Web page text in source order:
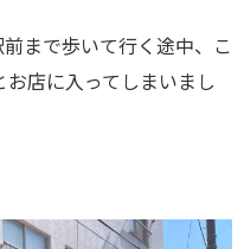
まで歩いて行く途中、こ
お店に入ってしまいまし